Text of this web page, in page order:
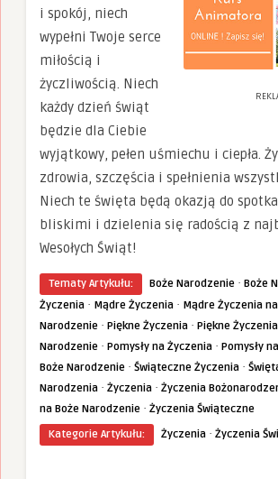
i spokój, niech
wypełni Twoje serce
miłością i
życzliwością. Niech
każdy dzień świąt
będzie dla Ciebie
wyjątkowy, pełen uśmiechu i ciepła.
zdrowia, szczęścia i spełnienia
Niech te święta będą okazją do
bliskimi i dzielenia się radością z
Wesołych Świąt!
Tematy Artykułu: Boże Narodzenie · Boże
Życzenia · Mądre Życzenia · Mądre Życzenia
Narodzenie · Piękne Życzenia · Piękne
Narodzenie · Pomysły na Życzenia · Pomysły
Boże Narodzenie · Świąteczne Życzenia ·
Narodzenia · Życzenia · Życzenia
na Boże Narodzenie · Życzenia Świąteczne
Kategorie Artykułu:
Życzenia · Życzenia